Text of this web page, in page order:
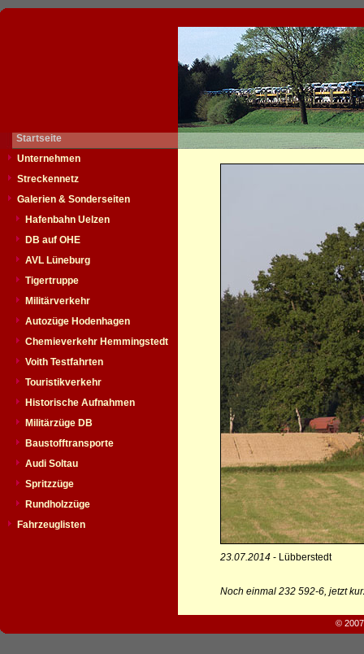
Startseite
Unternehmen
Streckennetz
Galerien & Sonderseiten
Hafenbahn Uelzen
DB auf OHE
AVL Lüneburg
Tigertruppe
Militärverkehr
Autozüge Hodenhagen
Chemieverkehr Hemmingstedt
Voith Testfahrten
Touristikverkehr
Historische Aufnahmen
Militärzüge DB
Baustofftransporte
Audi Soltau
Spritzzüge
Rundholzzüge
Fahrzeuglisten
23.07.2014- Lübberstedt
Noch einmal 232 592-6, jetzt
©